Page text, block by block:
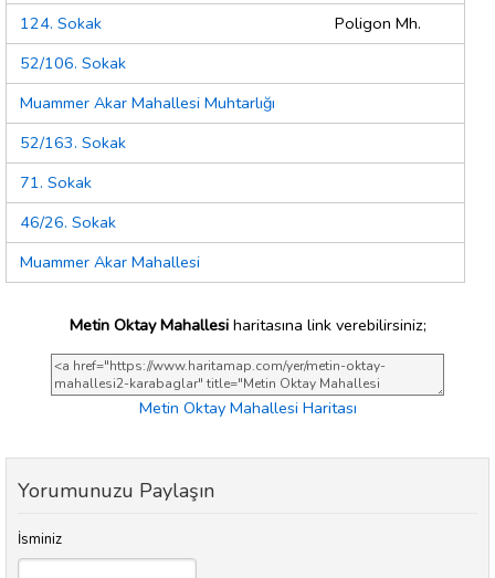
124. Sokak
Poligon Mh.
52/106. Sokak
Muammer Akar Mahallesi Muhtarlığı
52/163. Sokak
71. Sokak
46/26. Sokak
Muammer Akar Mahallesi
Metin Oktay Mahallesiharitasına link verebilirsiniz;
Metin Oktay Mahallesi Haritası
Yorumunuzu Paylaşın
İsminiz